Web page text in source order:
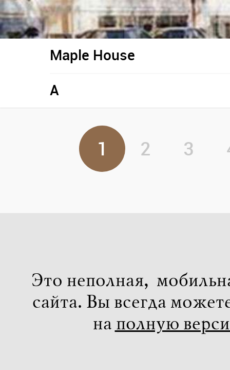
Maple House
A
1 2 3
Это неполная,
сайта. Вы всегда
на полную